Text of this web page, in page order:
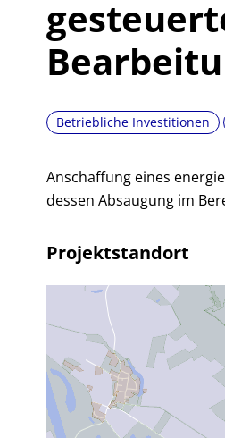
Betriebliche Investitionen
Anschaffung eines
dessen Absaugung im
Projektstandort